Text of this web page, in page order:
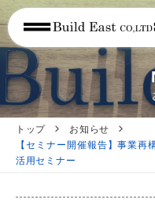
トップ
お知らせ
【セミナー開催報告】事業
活用セミナー